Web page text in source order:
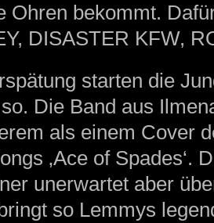
Ohren bekommt.
DISASTER KFW,
starten die
Die Band aus
als einem Cover
‚Ace of Spades‘.
unerwartet aber
so Lemmys